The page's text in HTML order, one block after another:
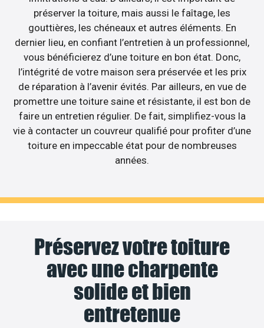
préserver la toiture, mais aussi le faîtage, les
gouttières, les chéneaux et autres éléments. En
dernier lieu, en confiant l’entretien à un professionnel,
vous bénéficierez d’une toiture en bon état. Donc,
l’intégrité de votre maison sera préservée et les prix
de réparation à l’avenir évités. Par ailleurs, en vue de
promettre une toiture saine et résistante, il est bon de
faire un entretien régulier. De fait, simplifiez-vous la
vie à contacter un couvreur qualifié pour profiter d’une
toiture en impeccable état pour de nombreuses
années.
Préservez votre toiture
avec une charpente
solide et bien
entretenue